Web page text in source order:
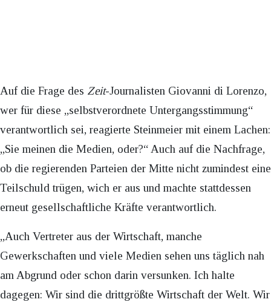
Auf die Frage des Zeit-Journalisten Giovanni di Lorenzo,
wer für diese „selbstverordnete Untergangsstimmung“
verantwortlich sei, reagierte Steinmeier mit einem Lachen:
„Sie meinen die Medien, oder?“ Auch auf die Nachfrage,
ob die regierenden Parteien der Mitte nicht zumindest eine
Teilschuld trügen, wich er aus und machte stattdessen
erneut gesellschaftliche Kräfte verantwortlich.
„Auch Vertreter aus der Wirtschaft, manche
Gewerkschaften und viele Medien sehen uns täglich nah
am Abgrund oder schon darin versunken. Ich halte
dagegen: Wir sind die drittgrößte Wirtschaft der Welt. Wir